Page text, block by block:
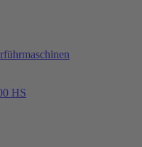
HS